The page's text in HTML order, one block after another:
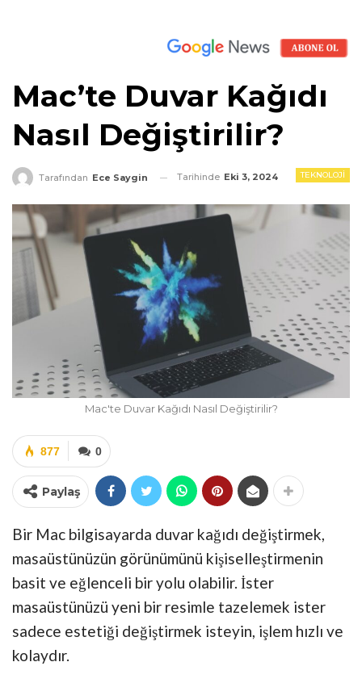
Mac’te Duvar Kağıdı
Nasıl Değiştirilir?
TEKNOLOJI
Tarafından Ece Saygin Tarihinde Eki 3, 2024
Mac'te Duvar Kağıdı Nasıl Değiştirilir?
0
877
Paylaş
Bir Mac bilgisayarda duvar kağıdı değiştirmek,
masaüstünüzün görünümünü kişiselleştirmenin
basit ve eğlenceli bir yolu olabilir. İster
masaüstünüzü yeni bir resimle tazelemek ister
sadece estetiği değiştirmek isteyin, işlem hızlı ve
kolaydır.